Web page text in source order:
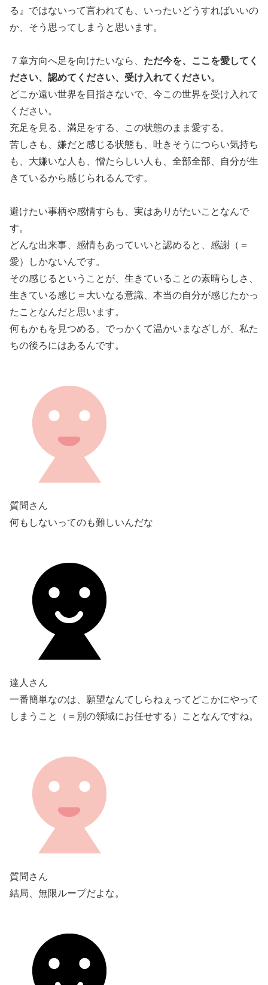
る』ではないって言われても、いったいどうすればいいの
か、そう思ってしまうと思います。
７章方向へ足を向けたいなら、 ただ今を、ここを愛してく
ださい、認めてください、受け入れてください。
どこか遠い世界を目指さないで、今この世界を受け入れて
ください。
充足を見る、満足をする、この状態のまま愛する。
苦しさも、嫌だと感じる状態も、吐きそうにつらい気持ち
も、大嫌いな人も、憎たらしい人も、全部全部、自分が生
きているから感じられるんです。
避けたい事柄や感情すらも、実はありがたいことなんで
す。
どんな出来事、感情もあっていいと認めると、感謝（＝
愛）しかないんです。
その感じるということが、生きていることの素晴らしさ、
生きている感じ＝大いなる意識、本当の自分が感じたかっ
たことなんだと思います。
何もかもを見つめる、でっかくて温かいまなざしが、私た
ちの後ろにはあるんです。
質問さん
何もしないってのも難しいんだな
達人さん
一番簡単なのは、願望なんてしらねぇってどこかにやって
しまうこと（＝別の領域にお任せする）ことなんですね。
質問さん
結局、無限ループだよな。